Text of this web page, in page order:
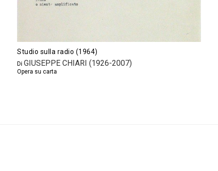
Studio sulla radio (1964)
Di GIUSEPPE CHIARI (1926-2007)
Opera su carta